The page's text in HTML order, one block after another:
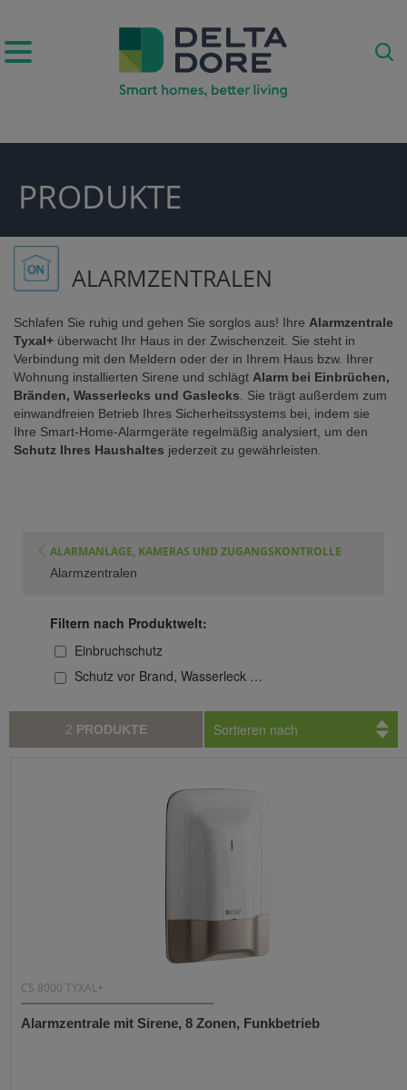
PRODUKTE
ALARMZENTRALEN
Schlafen Sie ruhig und gehen Sie sorglos aus! Ihre Alarmzentrale
Tyxal+ überwacht Ihr Haus in der Zwischenzeit. Sie steht in
Verbindung mit den Meldern oder der in Ihrem Haus bzw. Ihrer
Wohnung installierten Sirene und schlägt Alarm bei Einbrüchen,
Bränden, Wasserlecks und Gaslecks . Sie trägt außerdem zum
einwandfreien Betrieb Ihres Sicherheitssystems bei, indem sie
Ihre Smart-Home-Alarmgeräte regelmäßig analysiert, um den
Schutz Ihres Haushaltes jederzeit zu gewährleisten.
ALARMANLAGE, KAMERAS UND ZUGANGSKONTROLLE
Alarmzentralen
Filtern nach Produktwelt:
Einbruchschutz
Schutz vor Brand, Wasserleck …
2 PRODUKTE Sortieren nach
CS 8000 TYXAL+
Alarmzentrale mit Sirene, 8 Zonen, Funkbetrieb